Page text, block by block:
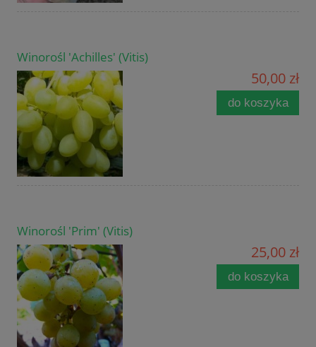
Winorośl 'Achilles' (Vitis)
50,00 zł
do koszyka
Winorośl 'Prim' (Vitis)
25,00 zł
do koszyka